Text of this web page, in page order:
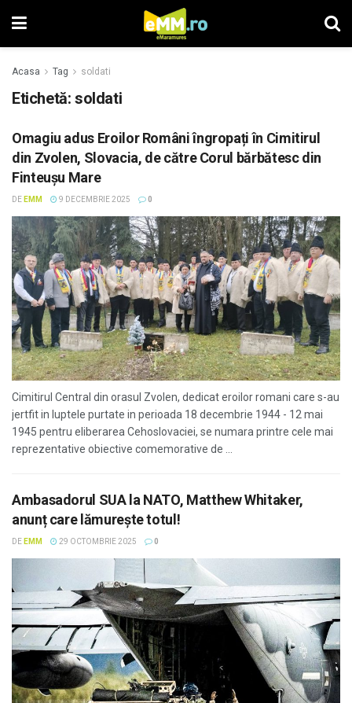
Acasa Tag soldati
Etichetă: soldati
Omagiu adus Eroilor Români îngropați în Cimitirul
din Zvolen, Slovacia, de către Corul bărbătesc din
Finteușu Mare
DE EMM 9 DECEMBRIE 2025 0
Cimitirul Central din orasul Zvolen, dedicat eroilor romani care s-au
jertfit in luptele purtate in perioada 18 decembrie 1944 - 12 mai
1945 pentru eliberarea Cehoslovaciei, se numara printre cele mai
reprezentative obiective comemorative de ...
Ambasadorul SUA la NATO, Matthew Whitaker,
anunț care lămurește totul!
DE EMM 29 OCTOMBRIE 2025 0